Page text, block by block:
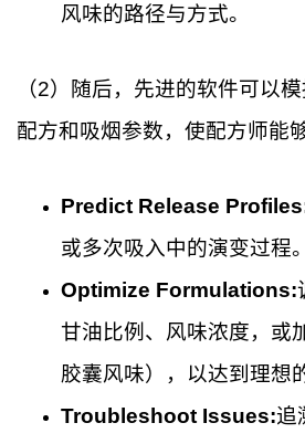
风味的路径与方式。
（2）随后，先进的软件可以
配方和吸烟参数，使配方师能够
Predict Release
或多次吸入中的演变过程。
Optimize Formulations:
甘油比例、风味浓度，或
胶囊风味），以达到理想
Troubleshoot Issues:追